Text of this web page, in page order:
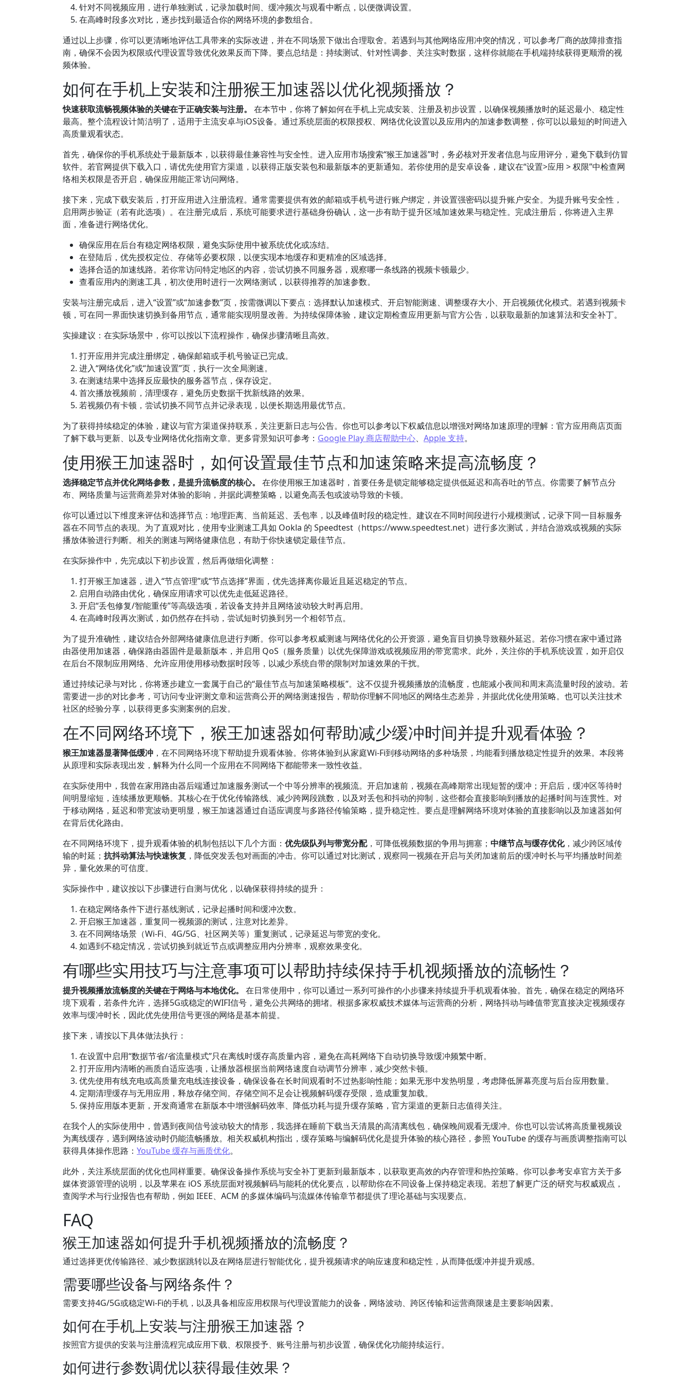
针对不同视频应用，进行单独测试，记录加载时间、缓冲频次与观看中断点，以便微调设置。
在高峰时段多次对比，逐步找到最适合你的网络环境的参数组合。
通过以上步骤，你可以更清晰地评估工具带来的实际改进，并在不同场景下做出合理取舍。若遇到与其他网络应用冲突的情况，可以参考厂商的故障排查指
南，确保不会因为权限或代理设置导致优化效果反而下降。要点总结是：持续测试、针对性调参、关注实时数据，这样你就能在手机端持续获得更顺滑的视
频体验。
如何在手机上安装和注册猴王加速器以优化视频播放？
快速获取流畅视频体验的关键在于正确安装与注册。
在本节中，你将了解如何在手机上完成安装、注册及初步设置，以确保视频播放时的延迟最小、稳定性
最高。整个流程设计简洁明了，适用于主流安卓与iOS设备。通过系统层面的权限授权、网络优化设置以及应用内的加速参数调整，你可以以最短的时间进入
高质量观看状态。
首先，确保你的手机系统处于最新版本，以获得最佳兼容性与安全性。进入应用市场搜索“猴王加速器”时，务必核对开发者信息与应用评分，避免下载到仿冒
软件。若官网提供下载入口，请优先使用官方渠道，以获得正版安装包和最新版本的更新通知。若你使用的是安卓设备，建议在“设置>应用 > 权限”中检查网
络相关权限是否开启，确保应用能正常访问网络。
接下来，完成下载安装后，打开应用进入注册流程。通常需要提供有效的邮箱或手机号进行账户绑定，并设置强密码以提升账户安全。为提升账号安全性，
启用两步验证（若有此选项）。在注册完成后，系统可能要求进行基础身份确认，这一步有助于提升区域加速效果与稳定性。完成注册后，你将进入主界
面，准备进行网络优化。
确保应用在后台有稳定网络权限，避免实际使用中被系统优化或冻结。
在登陆后，优先授权定位、存储等必要权限，以便实现本地缓存和更精准的区域选择。
选择合适的加速线路。若你常访问特定地区的内容，尝试切换不同服务器，观察哪一条线路的视频卡顿最少。
查看应用内的测速工具，初次使用时进行一次网络测试，以获得推荐的加速参数。
安装与注册完成后，进入“设置”或“加速参数”页，按需微调以下要点：选择默认加速模式、开启智能测速、调整缓存大小、开启视频优化模式。若遇到视频卡
顿，可在同一界面快速切换到备用节点，通常能实现明显改善。为持续保障体验，建议定期检查应用更新与官方公告，以获取最新的加速算法和安全补丁。
实操建议：在实际场景中，你可以按以下流程操作，确保步骤清晰且高效。
打开应用并完成注册绑定，确保邮箱或手机号验证已完成。
进入“网络优化”或“加速设置”页，执行一次全局测速。
在测速结果中选择反应最快的服务器节点，保存设定。
首次播放视频前，清理缓存，避免历史数据干扰新线路的效果。
若视频仍有卡顿，尝试切换不同节点并记录表现，以便长期选用最优节点。
为了获得持续稳定的体验，建议与官方渠道保持联系，关注更新日志与公告。你也可以参考以下权威信息以增强对网络加速原理的理解：官方应用商店页面
了解下载与更新、以及专业网络优化指南文章。更多背景知识可参考： Google Play 商店帮助中心、 Apple 支持。
使用猴王加速器时，如何设置最佳节点和加速策略来提高流畅度？
选择稳定节点并优化网络参数，是提升流畅度的核心。
在你使用猴王加速器时，首要任务是锁定能够稳定提供低延迟和高吞吐的节点。你需要了解节点分
布、网络质量与运营商差异对体验的影响，并据此调整策略，以避免高丢包或波动导致的卡顿。
你可以通过以下维度来评估和选择节点：地理距离、当前延迟、丢包率，以及峰值时段的稳定性。建议在不同时间段进行小规模测试，记录下同一目标服务
器在不同节点的表现。为了直观对比，使用专业测速工具如 Ookla 的 Speedtest（https://www.speedtest.net）进行多次测试，并结合游戏或视频的实际
播放体验进行判断。相关的测速与网络健康信息，有助于你快速锁定最佳节点。
在实际操作中，先完成以下初步设置，然后再做细化调整：
打开猴王加速器，进入“节点管理”或“节点选择”界面，优先选择离你最近且延迟稳定的节点。
启用自动路由优化，确保应用请求可以优先走低延迟路径。
开启“丢包修复/智能重传”等高级选项，若设备支持并且网络波动较大时再启用。
在高峰时段再次测试，如仍然存在抖动，尝试短时切换到另一个相邻节点。
为了提升准确性，建议结合外部网络健康信息进行判断。你可以参考权威测速与网络优化的公开资源，避免盲目切换导致额外延迟。若你习惯在家中通过路
由器使用加速器，确保路由器固件是最新版本，并启用 QoS（服务质量）以优先保障游戏或视频应用的带宽需求。此外，关注你的手机系统设置，如开启仅
在后台不限制应用网络、允许应用使用移动数据时段等，以减少系统自带的限制对加速效果的干扰。
通过持续记录与对比，你将逐步建立一套属于自己的“最佳节点与加速策略模板”。这不仅提升视频播放的流畅度，也能减小夜间和周末高流量时段的波动。若
需要进一步的对比参考，可访问专业评测文章和运营商公开的网络测速报告，帮助你理解不同地区的网络生态差异，并据此优化使用策略。也可以关注技术
社区的经验分享，以获得更多实测案例的启发。
在不同网络环境下，猴王加速器如何帮助减少缓冲时间并提升观看体验？
猴王加速器显著降低缓冲 ，在不同网络环境下帮助提升观看体验。你将体验到从家庭Wi-Fi到移动网络的多种场景，均能看到播放稳定性提升的效果。本段将
从原理和实际表现出发，解释为什么同一个应用在不同网络下都能带来一致性收益。
在实际使用中，我曾在家用路由器后端通过加速服务测试一个中等分辨率的视频流。开启加速前，视频在高峰期常出现短暂的缓冲；开启后，缓冲区等待时
间明显缩短，连续播放更顺畅。其核心在于优化传输路线、减少跨网段跳数，以及对丢包和抖动的抑制，这些都会直接影响到播放的起播时间与连贯性。对
于移动网络，延迟和带宽波动更明显，猴王加速器通过自适应调度与多路径传输策略，提升稳定性。要点是理解网络环境对体验的直接影响以及加速器如何
在背后优化路由。
在不同网络环境下，提升观看体验的机制包括以下几个方面： 优先级队列与带宽分配，可降低视频数据的争用与拥塞； 中继节点与缓存优化，减少跨区域传
输的时延； 抗抖动算法与快速恢复 ，降低突发丢包对画面的冲击。你可以通过对比测试，观察同一视频在开启与关闭加速前后的缓冲时长与平均播放时间差
异，量化效果的可信度。
实际操作中，建议按以下步骤进行自测与优化，以确保获得持续的提升：
在稳定网络条件下进行基线测试，记录起播时间和缓冲次数。
开启猴王加速器，重复同一视频源的测试，注意对比差异。
在不同网络场景（Wi-Fi、4G/5G、社区网关等）重复测试，记录延迟与带宽的变化。
如遇到不稳定情况，尝试切换到就近节点或调整应用内分辨率，观察效果变化。
有哪些实用技巧与注意事项可以帮助持续保持手机视频播放的流畅性？
提升视频播放流畅度的关键在于网络与本地优化。
在日常使用中，你可以通过一系列可操作的小步骤来持续提升手机观看体验。首先，确保在稳定的网络环
境下观看，若条件允许，选择5G或稳定的WIFI信号，避免公共网络的拥堵。根据多家权威技术媒体与运营商的分析，网络抖动与峰值带宽直接决定视频缓存
效率与缓冲时长，因此优先使用信号更强的网络是基本前提。
接下来，请按以下具体做法执行：
在设置中启用“数据节省/省流量模式”只在离线时缓存高质量内容，避免在高耗网络下自动切换导致缓冲频繁中断。
打开应用内清晰的画质自适应选项，让播放器根据当前网络速度自动调节分辨率，减少突然卡顿。
优先使用有线充电或高质量充电线连接设备，确保设备在长时间观看时不过热影响性能；如果无形中发热明显，考虑降低屏幕亮度与后台应用数量。
定期清理缓存与无用应用，释放存储空间。存储空间不足会让视频解码缓存受限，造成重复加载。
保持应用版本更新，开发商通常在新版本中增强解码效率、降低功耗与提升缓存策略，官方渠道的更新日志值得关注。
在我个人的实际使用中，曾遇到夜间信号波动较大的情形，我选择在睡前下载当天清晨的高清离线包，确保晚间观看无缓冲。你也可以尝试将高质量视频设
为离线缓存，遇到网络波动时仍能流畅播放。相关权威机构指出，缓存策略与编解码优化是提升体验的核心路径，参照 YouTube 的缓存与画质调整指南可以
获得具体操作思路： YouTube 缓存与画质优化。
此外，关注系统层面的优化也同样重要。确保设备操作系统与安全补丁更新到最新版本，以获取更高效的内存管理和热控策略。你可以参考安卓官方关于多
媒体资源管理的说明，以及苹果在 iOS 系统层面对视频解码与能耗的优化要点，以帮助你在不同设备上保持稳定表现。若想了解更广泛的研究与权威观点，
查阅学术与行业报告也有帮助，例如 IEEE、ACM 的多媒体编码与流媒体传输章节都提供了理论基础与实现要点。
FAQ
猴王加速器如何提升手机视频播放的流畅度？
通过选择更优传输路径、减少数据跳转以及在网络层进行智能优化，提升视频请求的响应速度和稳定性，从而降低缓冲并提升观感。
需要哪些设备与网络条件？
需要支持4G/5G或稳定Wi-Fi的手机，以及具备相应应用权限与代理设置能力的设备，网络波动、跨区传输和运营商限速是主要影响因素。
如何在手机上安装与注册猴王加速器？
按照官方提供的安装与注册流程完成应用下载、权限授予、账号注册与初步设置，确保优化功能持续运行。
如何进行参数调优以获得最佳效果？